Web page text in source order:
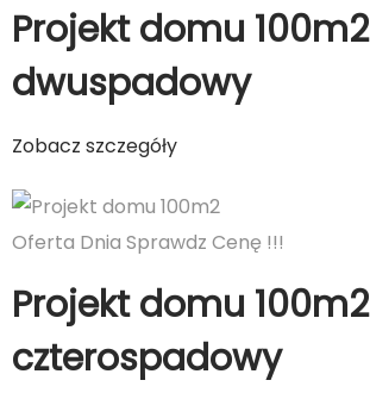
Projekt domu 100m2
dwuspadowy
Zobacz szczegóły
Oferta Dnia Sprawdz Cenę !!!
Projekt domu 100m2
czterospadowy